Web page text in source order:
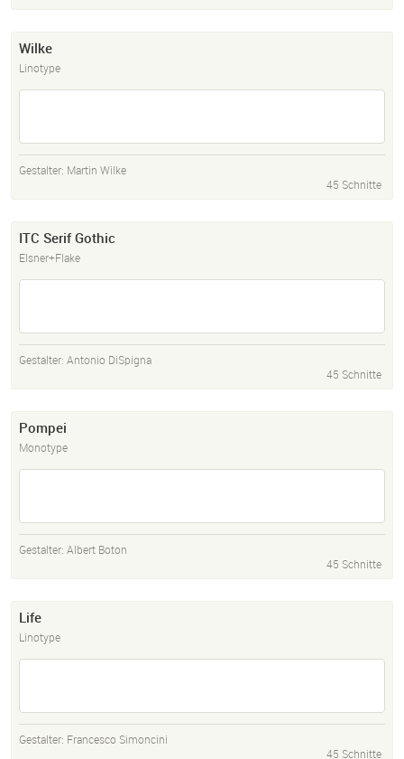
Wilke
Linotype
Gestalter: Martin Wilke
45 Schnitte
ITC Serif Gothic
Elsner+Flake
Gestalter: Antonio DiSpigna
45 Schnitte
Pompei
Monotype
Gestalter: Albert Boton
45 Schnitte
Life
Linotype
Gestalter: Francesco Simoncini
45 Schnitte